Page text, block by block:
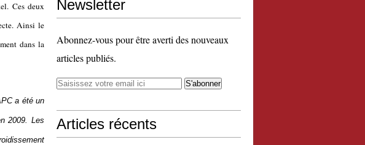
Ces deux
Ainsi le
dans la
a été un
2009. Les
Newsletter
Abonnez-vous pour être averti des nouveaux
articles publiés.
Articles récents